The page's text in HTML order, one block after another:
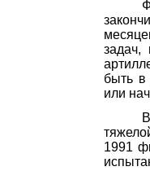
задач,
быть в
или
1991